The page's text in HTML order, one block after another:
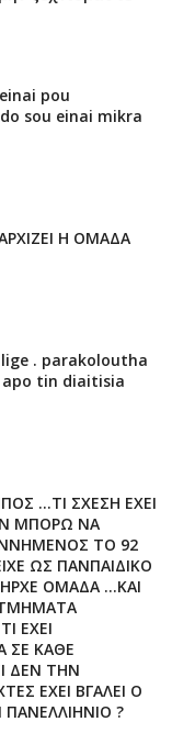
pou
sou einai mikra
Η ΟΜΑΔΑ
. parakoloutha
tin diaitisia
...ΤΙ ΣΧΕΣΗ ΕΧΕΙ
ΜΠΟΡΩ ΝΑ
ΤΟ 92
ΩΣ ΠΑΝΠΑΙΔΙΚΟ
ΟΜΑΔΑ ...ΚΑΙ
ΤΜΗΜΑΤΑ
ΕΧΕΙ
ΣΕ ΚΑΘΕ
ΔΕΝ ΤΗΝ
ΕΧΕΙ ΒΓΑΛΕΙ Ο
?